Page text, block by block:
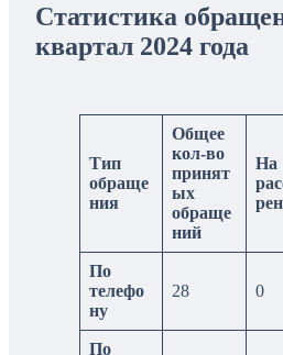
Статистика
квартал 2024 года
Тип
обраще
ния
Общее
кол-во
принят
ых
обраще
ний
На
По
телефо
ну
28 0
По